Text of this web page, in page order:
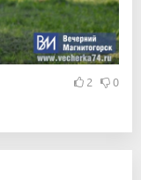
2 0